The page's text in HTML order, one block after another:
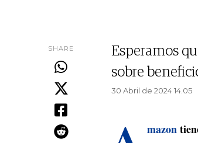
SHARE
Esperamos
sobre
30 Abril de 2024 14.05
mazon